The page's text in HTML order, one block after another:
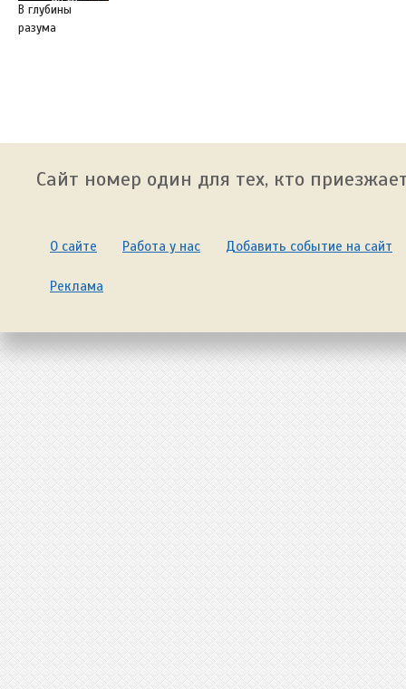
В глубины
разума
Сайт номер один для тех, кто
О сайте Работа у нас Добавить событие на сайт
Реклама